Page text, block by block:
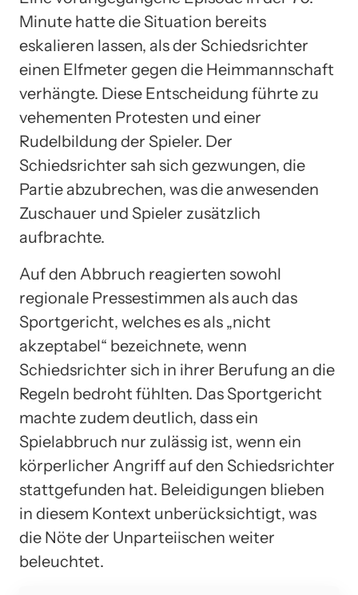
Minute hatte die Situation bereits
eskalieren lassen, als der Schiedsrichter
einen Elfmeter gegen die Heimmannschaft
verhängte. Diese Entscheidung führte zu
vehementen Protesten und einer
Rudelbildung der Spieler. Der
Schiedsrichter sah sich gezwungen, die
Partie abzubrechen, was die anwesenden
Zuschauer und Spieler zusätzlich
aufbrachte.
Auf den Abbruch reagierten sowohl
regionale Pressestimmen als auch das
Sportgericht, welches es als „nicht
akzeptabel“ bezeichnete, wenn
Schiedsrichter sich in ihrer Berufung an die
Regeln bedroht fühlten. Das Sportgericht
machte zudem deutlich, dass ein
Spielabbruch nur zulässig ist, wenn ein
körperlicher Angriff auf den Schiedsrichter
stattgefunden hat. Beleidigungen blieben
in diesem Kontext unberücksichtigt, was
die Nöte der Unparteiischen weiter
beleuchtet.